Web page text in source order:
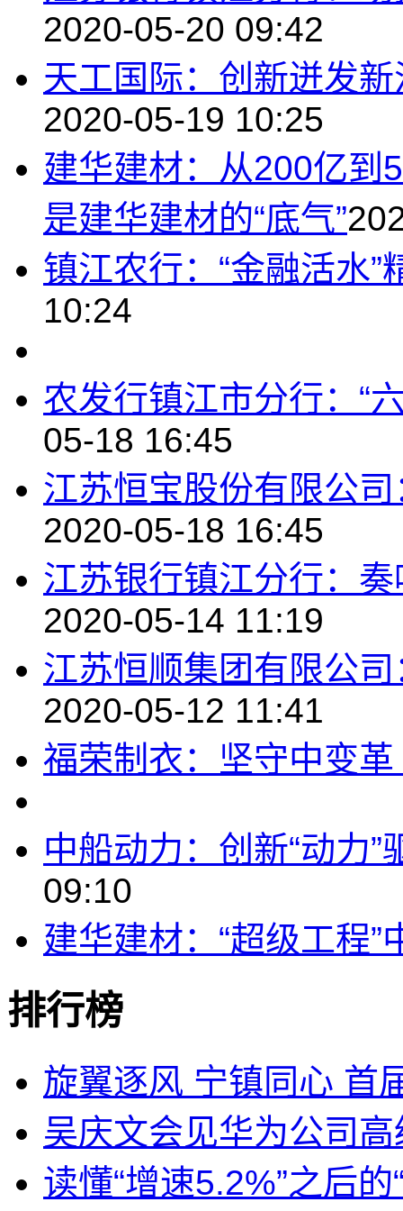
2020-05-20 09:42
天工国际：创新迸发
2020-05-19 10:25
建华建材：从200亿到
是建华建材的“底气”
镇江农行：“金融活水”
10:24
农发行镇江市分行：“
05-18 16:45
江苏恒宝股份有限公
2020-05-18 16:45
江苏银行镇江分行：
2020-05-14 11:19
江苏恒顺集团有限公
2020-05-12 11:41
福荣制衣：坚守中变
中船动力：创新“动力”
09:10
建华建材：“超级工程”
排行榜
旋翼逐风 宁镇同心 首
吴庆文会见华为公司
读懂“增速5.2%”之后的